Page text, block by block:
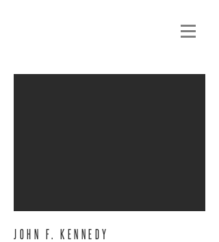
JOHN F. KENNEDY